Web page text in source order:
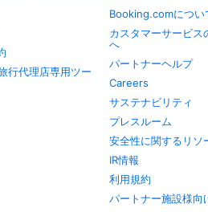
行代理店専用ツー
Booking.comについ
カスタマーサービス
へ
パートナーヘルプ
Careers
サステナビリティ
プレスルーム
安全性に関するリソ
IR情報
利用規約
パートナー施設様向